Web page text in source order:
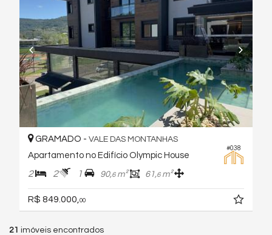
#038
GRAMADO - VALE DAS MONTANHAS
Apartamento no Edifício Olympic House
2 2 1 90,6m² 61,6m²
R$ 849.000, 00
21 imóveis encontrados